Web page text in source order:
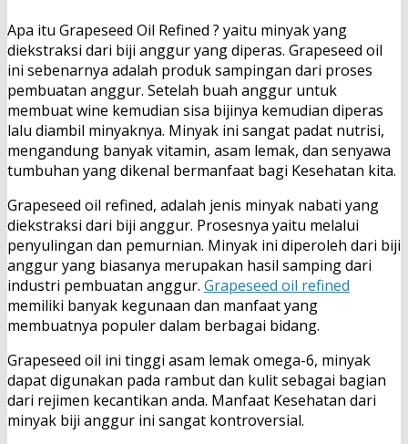
Apa itu Grapeseed Oil Refined ? yaitu minyak yang
diekstraksi dari biji anggur yang diperas. Grapeseed oil
ini sebenarnya adalah produk sampingan dari proses
pembuatan anggur. Setelah buah anggur untuk
membuat wine kemudian sisa bijinya kemudian diperas
lalu diambil minyaknya. Minyak ini sangat padat nutrisi,
mengandung banyak vitamin, asam lemak, dan senyawa
tumbuhan yang dikenal bermanfaat bagi Kesehatan kita.
Grapeseed oil refined, adalah jenis minyak nabati yang
diekstraksi dari biji anggur. Prosesnya yaitu melalui
penyulingan dan pemurnian. Minyak ini diperoleh dari biji
anggur yang biasanya merupakan hasil samping dari
industri pembuatan anggur. Grapeseed oil refined
memiliki banyak kegunaan dan manfaat yang
membuatnya populer dalam berbagai bidang.
Grapeseed oil ini tinggi asam lemak omega-6, minyak
dapat digunakan pada rambut dan kulit sebagai bagian
dari rejimen kecantikan anda. Manfaat Kesehatan dari
minyak biji anggur ini sangat kontroversial.